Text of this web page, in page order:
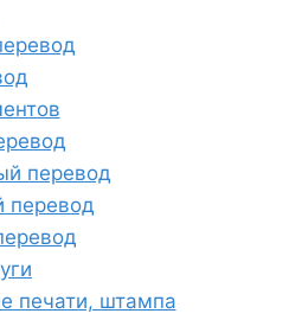
перевод
перевод
печати, штампа